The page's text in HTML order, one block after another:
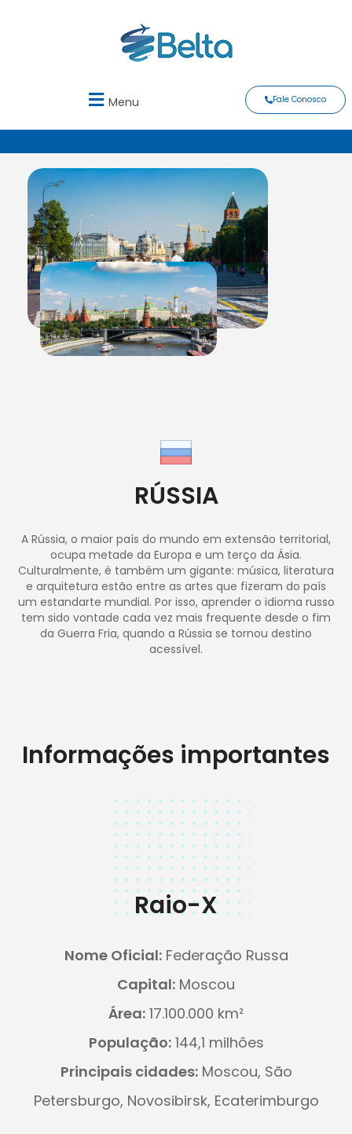
Menu Fale Conosco
RÚSSIA
A Rússia, o maior país do mundo em extensão territorial,
ocupa metade da Europa e um terço da Ásia.
Culturalmente, é também um gigante: música, literatura
e arquitetura estão entre as artes que fizeram do país
um estandarte mundial. Por isso, aprender o idioma russo
tem sido vontade cada vez mais frequente desde o fim
da Guerra Fria, quando a Rússia se tornou destino
acessível.
Informações importantes
Raio-X
Nome Oficial:Federação Russa
Capital: Moscou
Área: 17.100.000 km²
População:144,1 milhões
Principais cidades:Moscou, São
Petersburgo, Novosibirsk, Ecaterimburgo